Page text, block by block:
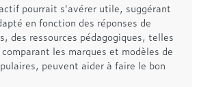
pourrait s'avérer utile, suggérant
en fonction des réponses de
des ressources pédagogiques, telles
les marques et modèles de
peuvent aider à faire le bon